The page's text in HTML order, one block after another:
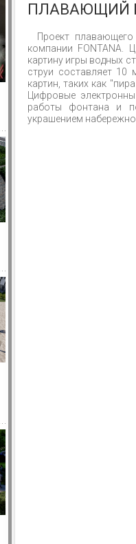
ПЛАВАЮЩИЙ
Проект
компании FONTANA.
картину игры водных
струи составляет 10
картин, таких как
Цифровые
работы фонтана и
украшением